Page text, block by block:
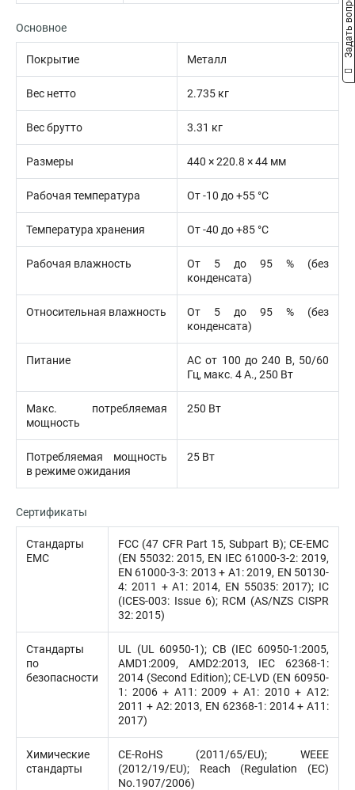
Основное
Покрытие Металл
Вес нетто 2.735 кг
Вес брутто 3.31 кг
Размеры 440 × 220.8 × 44 мм
Рабочая температура От -10 до +55 °C
Температура хранения От -40 до +85 °C
Рабочая влажность
От 5 до 95 % (без
конденсата)
Относительная влажность
От 5 до 95 % (без
конденсата)
Питание
AC от 100 до 240 В, 50/60
Гц, макс. 4 A., 250 Вт
Макс. потребляемая
мощность
250 Вт
Потребляемая мощность
в режиме ожидания
25 Вт
Сертификаты
Стандарты
EMC
FCC (47 CFR Part 15, Subpart B); CE-EMC
(EN 55032: 2015, EN IEC 61000-3-2: 2019,
EN 61000-3-3: 2013 + A1: 2019, EN 50130-
4: 2011 + A1: 2014, EN 55035: 2017); IC
(ICES-003: Issue 6); RCM (AS/NZS CISPR
32: 2015)
Стандарты
по
безопасности
UL (UL 60950-1); CB (IEC 60950-1:2005,
AMD1:2009, AMD2:2013, IEC 62368-1:
2014 (Second Edition); CE-LVD (EN 60950-
1: 2006 + A11: 2009 + A1: 2010 + A12:
2011 + A2: 2013, EN 62368-1: 2014 + A11:
2017)
Химические
стандарты
CE-RoHS (2011/65/EU); WEEE
(2012/19/EU); Reach (Regulation (EC)
No.1907/2006)
Задать вопрос